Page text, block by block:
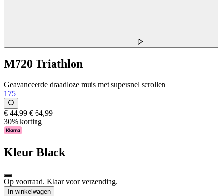
M720 Triathlon
Geavanceerde draadloze muis met supersnel scrollen
175
€ 44,99 € 64,99
30% korting
Kleur Black
Op voorraad. Klaar voor verzending.
In winkelwagen